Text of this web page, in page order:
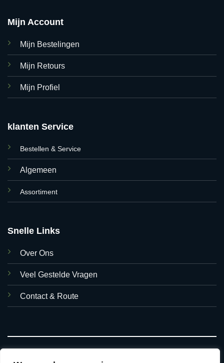
Mijn Account
Mijn Bestelingen
Mijn Retours
Mijn Profiel
klanten Service
Bestellen & Service
Algemeen
Assortiment
Snelle Links
Over Ons
Veel Gestelde Vragen
Contact & Route